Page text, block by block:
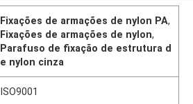
Fixações de armações de nylon PA,
Fixações de armações de nylon,
Parafuso de fixação de estrutura d
e nylon cinza
ISO9001